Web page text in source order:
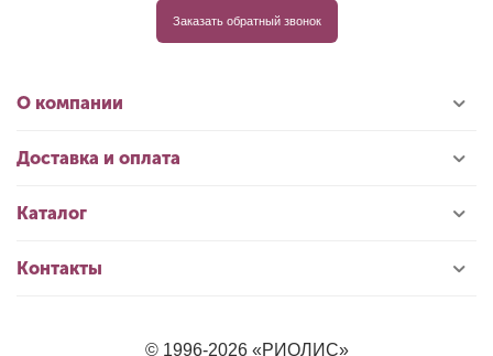
Заказать обратный звонок
О компании
Доставка и оплата
Каталог
Контакты
© 1996-2026 «РИОЛИС»